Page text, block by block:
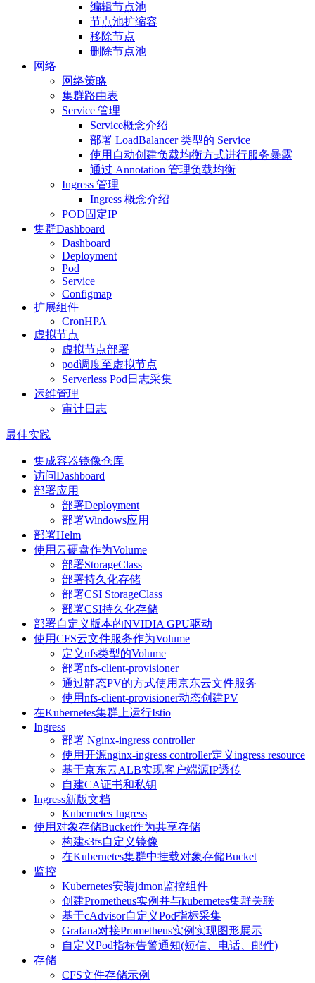
编辑节点池
节点池扩缩容
移除节点
删除节点池
网络
网络策略
集群路由表
Service 管理
Service概念介绍
部署 LoadBalancer 类型的 Service
使用自动创建负载均衡方式进行服务暴露
通过 Annotation 管理负载均衡
Ingress 管理
Ingress 概念介绍
POD固定IP
集群Dashboard
Dashboard
Deployment
Pod
Service
Configmap
扩展组件
CronHPA
虚拟节点
虚拟节点部署
pod调度至虚拟节点
Serverless Pod日志采集
运维管理
审计日志
最佳实践
集成容器镜像仓库
访问Dashboard
部署应用
部署Deployment
部署Windows应用
部署Helm
使用云硬盘作为Volume
部署StorageClass
部署持久化存储
部署CSI StorageClass
部署CSI持久化存储
部署自定义版本的NVIDIA GPU驱动
使用CFS云文件服务作为Volume
定义nfs类型的Volume
部署nfs-client-provisioner
通过静态PV的方式使用京东云文件服务
使用nfs-client-provisioner动态创建PV
在Kubernetes集群上运行Istio
Ingress
部署 Nginx-ingress controller
使用开源nginx-ingress controller定义ingress resource
基于京东云ALB实现客户端源IP透传
自建CA证书和私钥
Ingress新版文档
Kubernetes Ingress
使用对象存储Bucket作为共享存储
构建s3fs自定义镜像
在Kubernetes集群中挂载对象存储Bucket
监控
Kubernetes安装jdmon监控组件
创建Prometheus实例并与kubernetes集群关联
基于cAdvisor自定义Pod指标采集
Grafana对接Prometheus实例实现图形展示
自定义Pod指标告警通知(短信、电话、邮件)
存储
CFS文件存储示例